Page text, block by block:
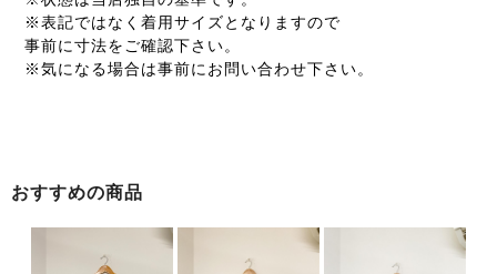
※表記ではなく着用サイズとなりますので
事前に寸法をご確認下さい。
※気になる場合は事前にお問い合わせ下さい。
おすすめの商品